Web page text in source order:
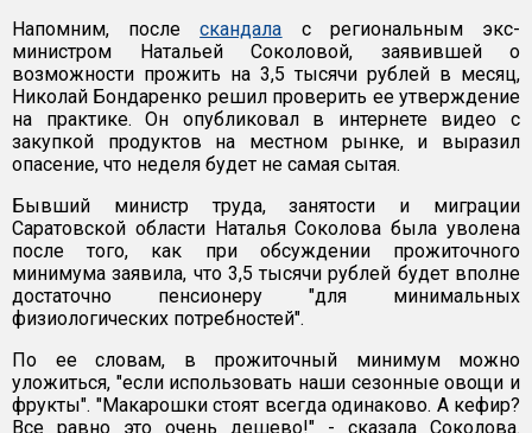
Напомним, послескандала с региональным экс-
министром Натальей Соколовой, заявившей о
возможности прожить на 3,5 тысячи рублей в месяц,
Николай Бондаренко решил проверить ее утверждение
на практике. Он опубликовал в интернете видео с
закупкой продуктов на местном рынке, и выразил
опасение, что неделя будет не самая сытая.
Бывший министр труда, занятости и миграции
Саратовской области Наталья Соколова была уволена
после того, как при обсуждении прожиточного
минимума заявила, что 3,5 тысячи рублей будет вполне
достаточно пенсионеру "для минимальных
физиологических потребностей".
По ее словам, в прожиточный минимум можно
уложиться, "если использовать наши сезонные овощи и
фрукты". "Макарошки стоят всегда одинаково. А кефир?
Все равно это очень дешево!" - сказала Соколова.